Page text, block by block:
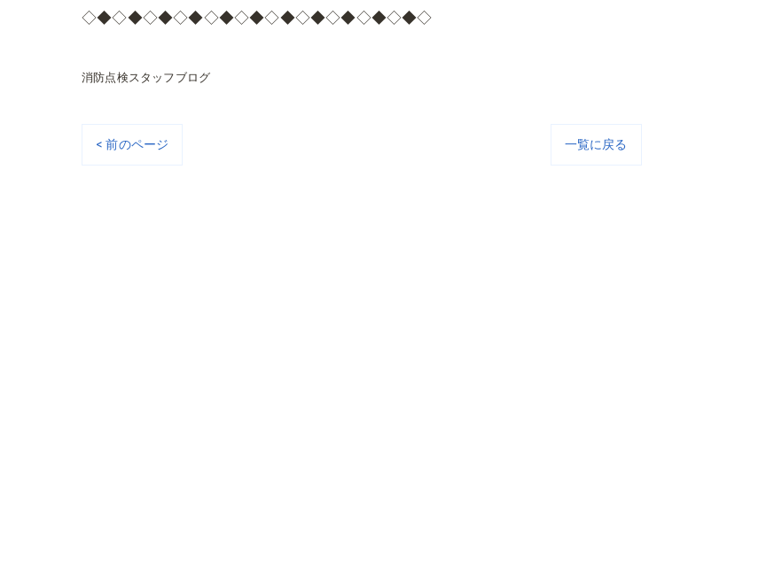
◇◆◇◆◇◆◇◆◇◆◇◆◇◆◇◆◇◆◇◆◇◆◇
消防点検スタッフブログ
< 前のページ 一覧に戻る